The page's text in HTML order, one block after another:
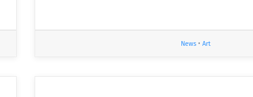
News • Art